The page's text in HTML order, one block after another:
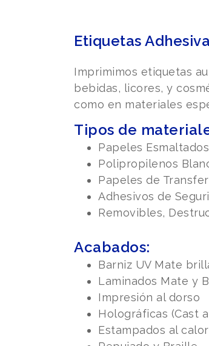
Etiquetas
Imprimimos etiquetas
bebidas, licores, y
como en materiales
Tipos de
Papeles
Polipropilenos
Papeles de
Adhesivos de
Removibles,
Acabados:
Barniz UV Mate
Laminados Mate y
Impresión al dorso
Holográficas (Cast
Estampados al